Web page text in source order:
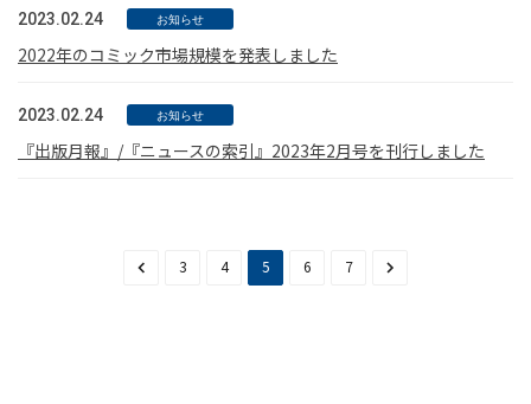
2023.02.24 お知らせ
2022年のコミック市場規模を発表しました
2023.02.24 お知らせ
『出版月報』/『ニュースの索引』2023年2月号を刊行しました
3 4 5 6 7